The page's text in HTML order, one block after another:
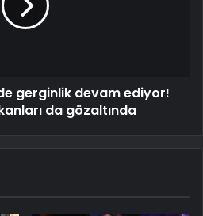
gerginlik devam ediyor!
da gözaltında